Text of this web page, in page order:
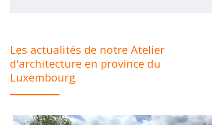
Les actualités de notre Atelier
d'architecture en province du
Luxembourg